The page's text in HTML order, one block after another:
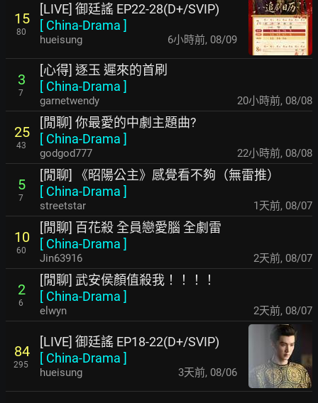
15
80
[LIVE] 御廷謠 EP22-28(D+/SVIP)
[ China-Drama ]
hueisung 6小時前, 08/09
3
7
[心得] 逐玉 遲來的首刷
[ China-Drama ]
garnetwendy 20小時前, 08/08
25
43
[閒聊] 你最愛的中劇主題曲?
[ China-Drama ]
godgod777 22小時前, 08/08
5
7
[閒聊] 《昭陽公主》感覺看不夠（無雷推）
[ China-Drama ]
streetstar 1天前, 08/07
10
60
[閒聊] 百花殺 全員戀愛腦 全劇雷
[ China-Drama ]
Jin63916 2天前, 08/07
2
6
[閒聊] 武安侯顏值殺我！！！！
[ China-Drama ]
elwyn 2天前, 08/07
84
295
[LIVE] 御廷謠 EP18-22(D+/SVIP)
[ China-Drama ]
hueisung 3天前, 08/06